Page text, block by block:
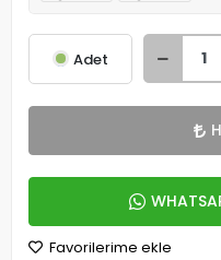
Adet
Favorilerime ekle